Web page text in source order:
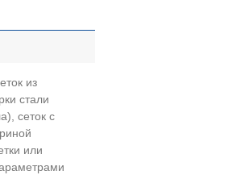
из
стали
сеток с
или